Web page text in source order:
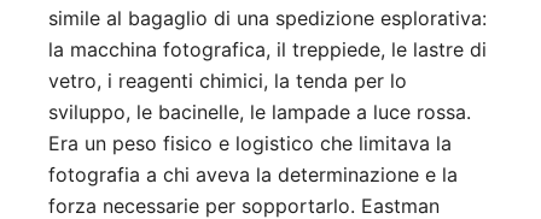
simile al bagaglio di una spedizione esplorativa:
la macchina fotografica, il treppiede, le lastre di
vetro, i reagenti chimici, la tenda per lo
sviluppo, le bacinelle, le lampade a luce rossa.
Era un peso fisico e logistico che limitava la
fotografia a chi aveva la determinazione e la
forza necessarie per sopportarlo. Eastman